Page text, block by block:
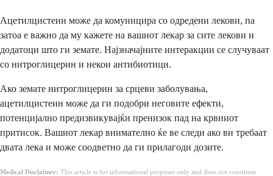
Ацетилцистеин може да комуницира со одредени лекови, па
затоа е важно да му кажете на вашиот лекар за сите лекови и
додатоци што ги земате. Најзначајните интеракции се случуваат
со нитроглицерин и некои антибиотици.
Ако земате нитроглицерин за срцеви заболувања,
ацетилцистеин може да ги подобри неговите ефекти,
потенцијално предизвикувајќи пренизок пад на крвниот
притисок. Вашиот лекар внимателно ќе ве следи ако ви требаат
двата лека и може соодветно да ги прилагоди дозите.
Medical Disclaimer: This article is for informational purposes only and does not constitute